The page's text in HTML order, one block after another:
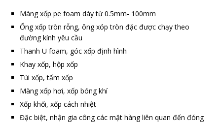
Màng xốp pe foam dày từ 0.5mm- 100mm
Ống xốp tròn rỗng, ông xóp tròn đặc được chạy theo
đường kính yêu cầu
Thanh U foam, góc xốp định hình
Khay xốp, hộp xốp
Túi xốp, tấm xốp
Màng xốp hơi, xốp bóng khí
Xốp khối, xốp cách nhiệt
Đặc biệt, nhận gia công các mặt hàng liên quan đến đóng